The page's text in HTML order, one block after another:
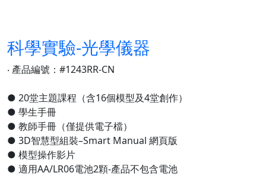
科學實驗-光學儀器
‧ 產品編號：#1243RR-CN
● 20堂主題課程（含16個模型及4堂創作）
● 學生手冊
● 教師手冊（僅提供電子檔）
● 3D智慧型組裝–Smart Manual 網頁版
● 模型操作影片
● 適用AA/LR06電池2顆-產品不包含電池